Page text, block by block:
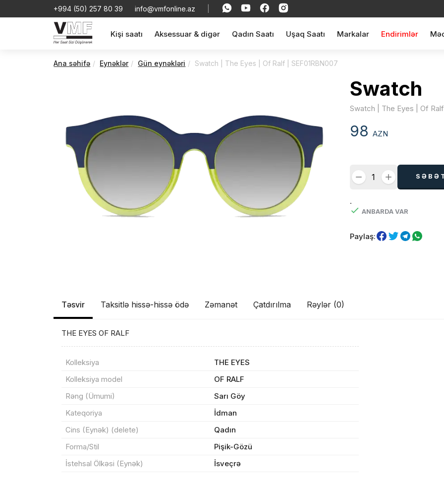
+994 (50) 257 80 39 info@vmfonline.az
Kişi saatı Aksessuar & digər Qadın Saatı Uşaq Saatı Markalar Endirimlər
Ana səhifə Eynəklər Gün eynəkləri Swatch | The Eyes | Of Ralf | SEF01RBN007
Swatch
Swatch | The Eyes | Of
98 AZN
.
ANBARDA VAR
Paylaş:
Təsvir Taksitlə hissə-hissə ödə Zəmanət Çatdırılma Rəylər (0)
THE EYES OF RALF
Kolleksiya
THE EYES
Kolleksiya model
OF RALF
Rəng (Ümumi)
Sarı Göy
Kateqoriya
İdman
Cins (Eynək) (delete)
Qadın
Forma/Stil
Pişik-Gözü
İstehsal Ölkəsi (Eynək)
İsveçrə
Məhsul(lar) səbətə əlavə edildi
Sifarişin detalları
Endirim